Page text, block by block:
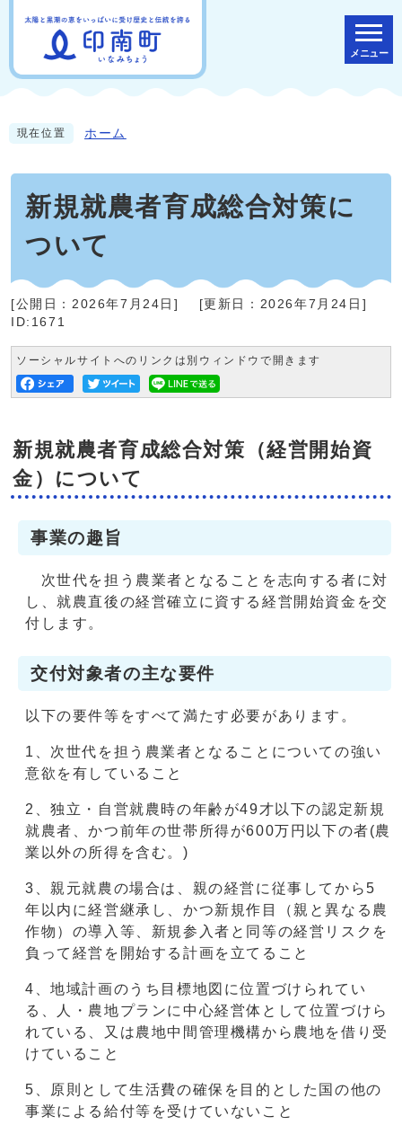
メニュー
現在位置 ホーム
新規就農者育成総合対策に
ついて
[公開日： 2026年7月24日 ] [更新日： 2026年7月24日 ]
ID:1671
ソーシャルサイトへのリンクは別ウィンドウで開きます
新規就農者育成総合対策（経営開始資
金）について
事業の趣旨
次世代を担う農業者となることを志向する者に対
し、就農直後の経営確立に資する経営開始資金を交
付します。
交付対象者の主な要件
以下の要件等をすべて満たす必要があります。
1、次世代を担う農業者となることについての強い
意欲を有していること
2、独立・自営就農時の年齢が49才以下の認定新規
就農者、かつ前年の世帯所得が600万円以下の者(農
業以外の所得を含む。)
3、親元就農の場合は、親の経営に従事してから5
年以内に経営継承し、かつ新規作目（親と異なる農
作物）の導入等、新規参入者と同等の経営リスクを
負って経営を開始する計画を立てること
4、地域計画のうち目標地図に位置づけられてい
る、人・農地プランに中心経営体として位置づけら
れている、又は農地中間管理機構から農地を借り受
けていること
5、原則として生活費の確保を目的とした国の他の
事業による給付等を受けていないこと